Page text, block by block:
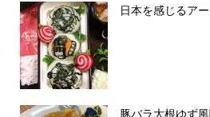
日本を感じるア
豚バラ大根ゆず